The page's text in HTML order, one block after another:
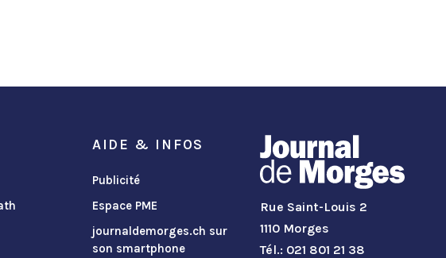
AIDE & INFOS
Publicité
Espace PME
journaldemorges.ch sur
son smartphone
Rue Saint-Louis 2
1110 Morges
Tél.: 021 801 21 38